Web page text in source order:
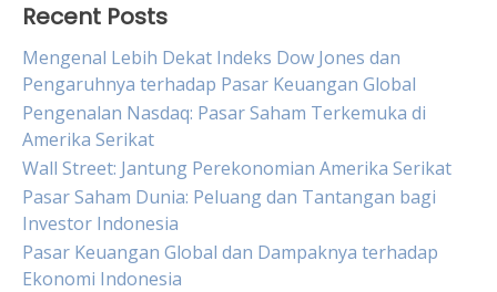
Recent Posts
Mengenal Lebih Dekat Indeks Dow Jones dan
Pengaruhnya terhadap Pasar Keuangan Global
Pengenalan Nasdaq: Pasar Saham Terkemuka di
Amerika Serikat
Wall Street: Jantung Perekonomian Amerika Serikat
Pasar Saham Dunia: Peluang dan Tantangan bagi
Investor Indonesia
Pasar Keuangan Global dan Dampaknya terhadap
Ekonomi Indonesia